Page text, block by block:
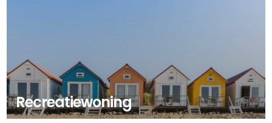
Recreatiewoning